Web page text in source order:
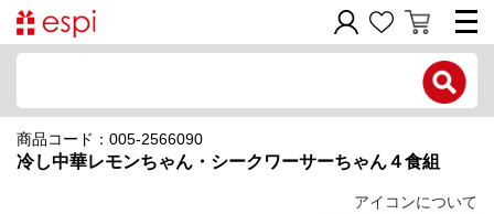
商品コード：005-2566090
冷し中華レモンちゃん・シークワーサーちゃん４食組
アイコンについて
新規会員登録